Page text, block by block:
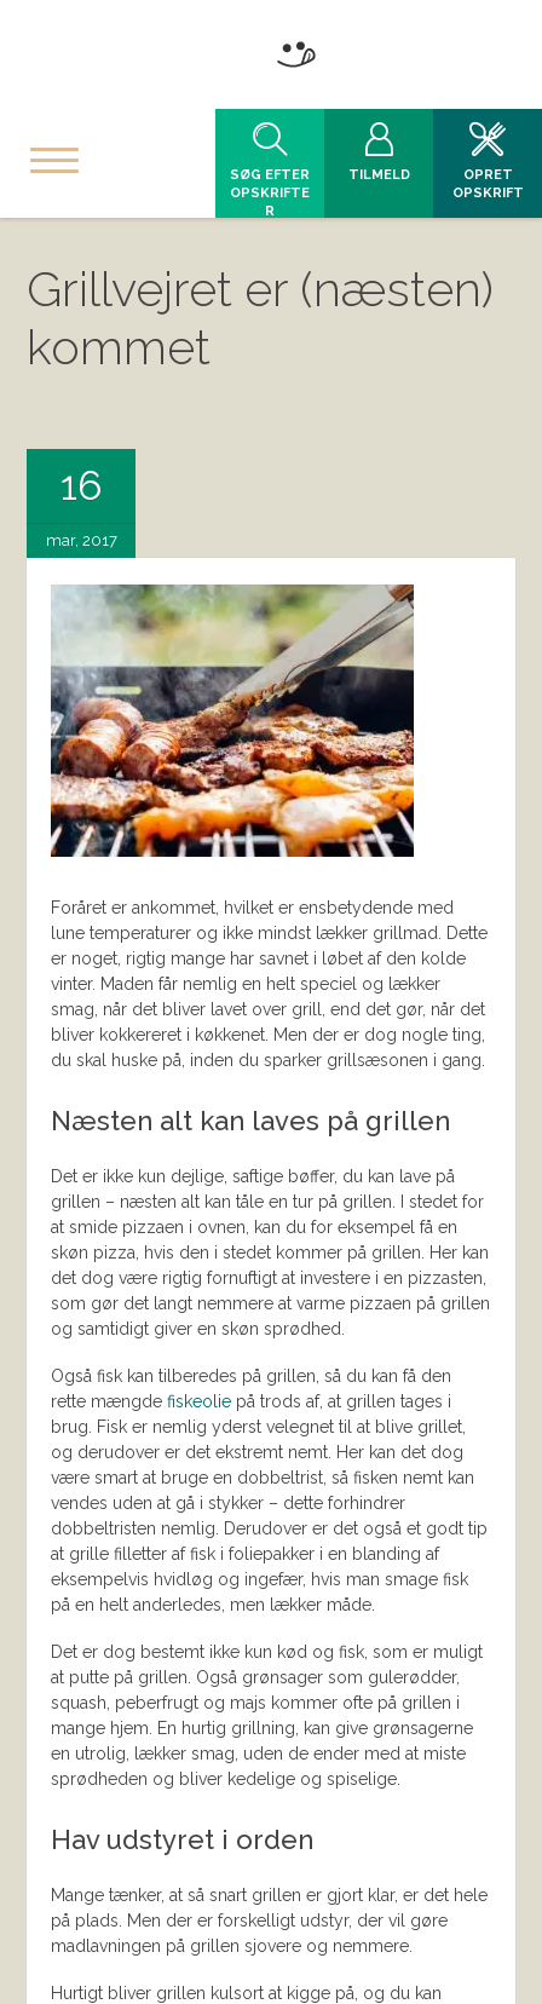
SØG EFTER
OPSKRIFTE
R
TILMELD
OPRET
OPSKRIFT
Grillvejret er (næsten)
kommet
16
mar, 2017
Foråret er ankommet, hvilket er ensbetydende med
lune temperaturer og ikke mindst lækker grillmad. Dette
er noget, rigtig mange har savnet i løbet af den kolde
vinter. Maden får nemlig en helt speciel og lækker
smag, når det bliver lavet over grill, end det gør, når det
bliver kokkereret i køkkenet. Men der er dog nogle ting,
du skal huske på, inden du sparker grillsæsonen i gang.
Næsten alt kan laves på grillen
Det er ikke kun dejlige, saftige bøffer, du kan lave på
grillen – næsten alt kan tåle en tur på grillen. I stedet for
at smide pizzaen i ovnen, kan du for eksempel få en
skøn pizza, hvis den i stedet kommer på grillen. Her kan
det dog være rigtig fornuftigt at investere i en pizzasten,
som gør det langt nemmere at varme pizzaen på grillen
og samtidigt giver en skøn sprødhed.
Også fisk kan tilberedes på grillen, så du kan få den
rette mængdefiskeolie på trods af, at grillen tages i
brug. Fisk er nemlig yderst velegnet til at blive grillet,
og derudover er det ekstremt nemt. Her kan det dog
være smart at bruge en dobbeltrist, så fisken nemt kan
vendes uden at gå i stykker – dette forhindrer
dobbeltristen nemlig. Derudover er det også et godt tip
at grille filletter af fisk i foliepakker i en blanding af
eksempelvis hvidløg og ingefær, hvis man smage fisk
på en helt anderledes, men lækker måde.
Det er dog bestemt ikke kun kød og fisk, som er muligt
at putte på grillen. Også grønsager som gulerødder,
squash, peberfrugt og majs kommer ofte på grillen i
mange hjem. En hurtig grillning, kan give grønsagerne
en utrolig, lækker smag, uden de ender med at miste
sprødheden og bliver kedelige og spiselige.
Hav udstyret i orden
Mange tænker, at så snart grillen er gjort klar, er det hele
på plads. Men der er forskelligt udstyr, der vil gøre
madlavningen på grillen sjovere og nemmere.
Hurtigt bliver grillen kulsort at kigge på, og du kan